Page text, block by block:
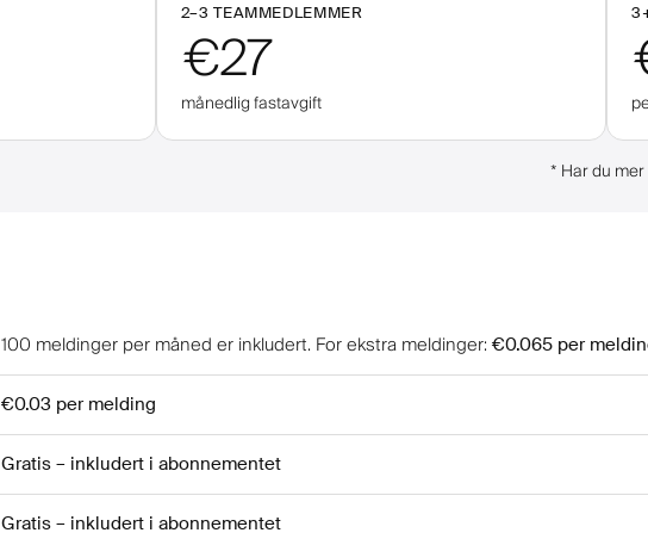
2–3 TEAMMEDLEMMER
€27
månedlig fastavgift
3
* Har du
100 meldinger per måned er inkludert. For ekstra meldinger: €0.065 per
€0.03 per melding
Gratis – inkludert i abonnementet
Gratis – inkludert i abonnementet